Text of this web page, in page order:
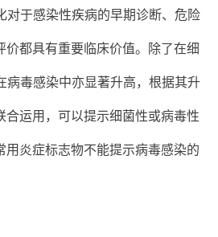
对于感染性疾病的早期诊断、危险
价都具有重要临床价值。除了在细
病毒感染中亦显著升高，根据其升
合运用，可以提示细菌性或病毒性
用炎症标志物不能提示病毒感染的